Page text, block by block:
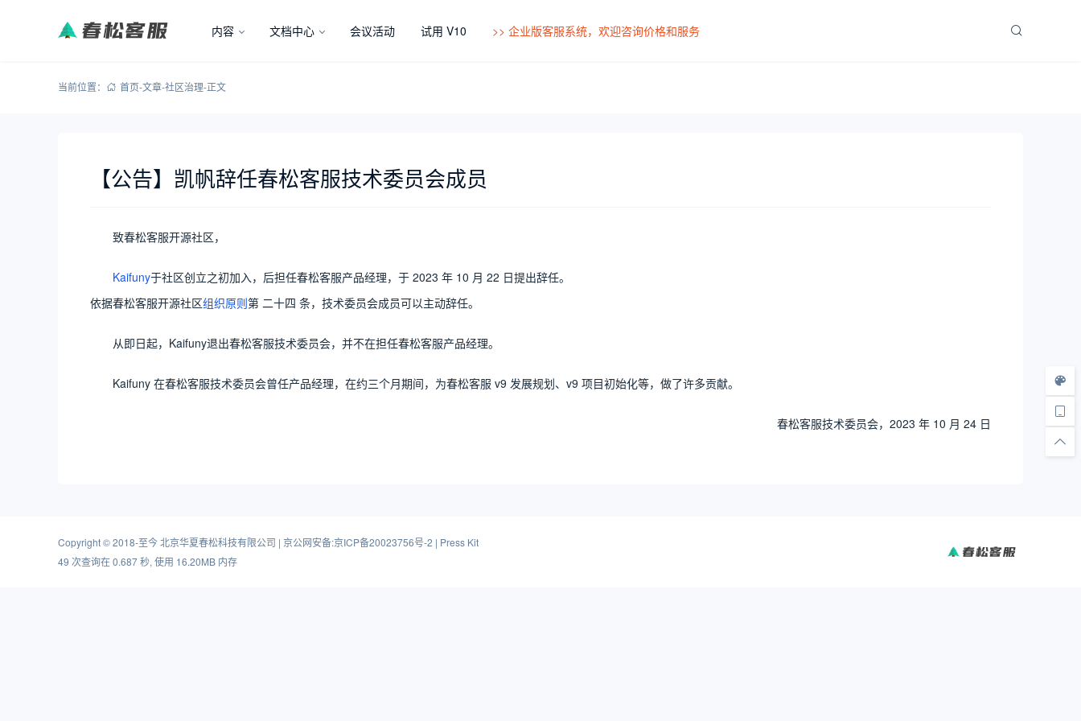
内容 文档中心 会议活动 试用 V10 >> 企业版客服系统，欢迎咨询价格和服务
当前位置： 首页-文章-社区治理-正文
【公告】凯帆辞任春松客服技术委员会成员
致春松客服开源社区，
Kaifuny于社区创立之初加入，后担任春松客服产品经理，于 2023 年 10 月 22 日提出辞任。
依据春松客服开源社区组织原则第 二十四 条，技术委员会成员可以主动辞任。
从即日起，Kaifuny退出春松客服技术委员会，并不在担任春松客服产品经理。
Kaifuny 在春松客服技术委员会曾任产品经理，在约三个月期间，为春松客服 v9 发展规划、v9 项目初始化等，做了许多贡献。
春松客服技术委员会，2023 年 10 月 24 日
Copyright©2018-至今北京华夏春松科技有限公司 | 京公网安备:京ICP备20023756号-2 | Press Kit
49 次查询在 0.687 秒, 使用 16.20MB 内存